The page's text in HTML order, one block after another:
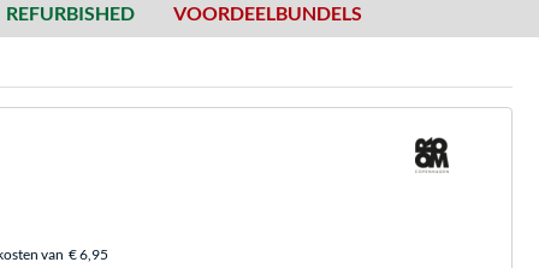
REFURBISHED VOORDEELBUNDELS
van € 6,95